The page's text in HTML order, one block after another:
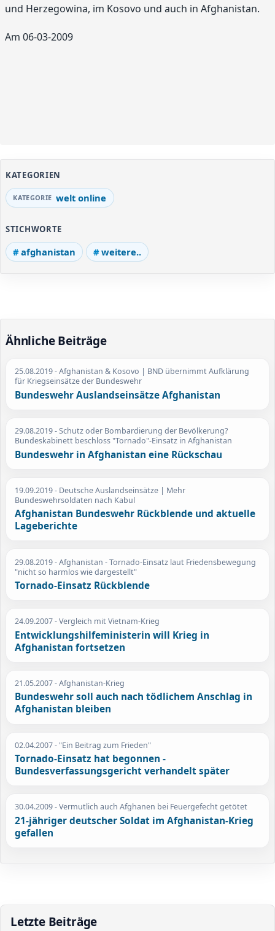
und Herzegowina, im Kosovo und auch in Afghanistan.
Am 06-03-2009
KATEGORIEN
welt online
STICHWORTE
afghanistan weitere..
Ähnliche Beiträge
25.08.2019- Afghanistan & Kosovo | BND übernimmt Aufklärung
für Kriegseinsätze der Bundeswehr
Bundeswehr Auslandseinsätze Afghanistan
29.08.2019- Schutz oder Bombardierung der Bevölkerung?
Bundeskabinett beschloss "Tornado"-Einsatz in Afghanistan
Bundeswehr in Afghanistan eine Rückschau
19.09.2019- Deutsche Auslandseinsätze | Mehr
Bundeswehrsoldaten nach Kabul
Afghanistan Bundeswehr Rückblende und aktuelle
Lageberichte
29.08.2019- Afghanistan - Tornado-Einsatz laut Friedensbewegung
"nicht so harmlos wie dargestellt"
Tornado-Einsatz Rückblende
24.09.2007- Vergleich mit Vietnam-Krieg
Entwicklungshilfeministerin will Krieg in
Afghanistan fortsetzen
21.05.2007- Afghanistan-Krieg
Bundeswehr soll auch nach tödlichem Anschlag in
Afghanistan bleiben
02.04.2007- "Ein Beitrag zum Frieden"
Tornado-Einsatz hat begonnen -
Bundesverfassungsgericht verhandelt später
30.04.2009- Vermutlich auch Afghanen bei Feuergefecht getötet
21-jähriger deutscher Soldat im Afghanistan-Krieg
gefallen
Letzte Beiträge